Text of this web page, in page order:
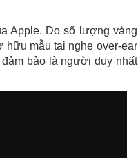
Apple. Do số lượng vàng
hữu mẫu tai nghe over-ear
bảo là người duy nhất